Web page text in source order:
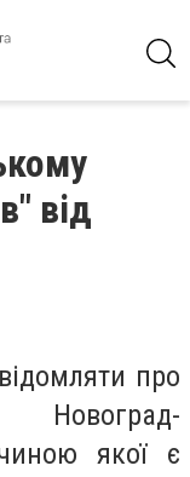
від
про
якої є